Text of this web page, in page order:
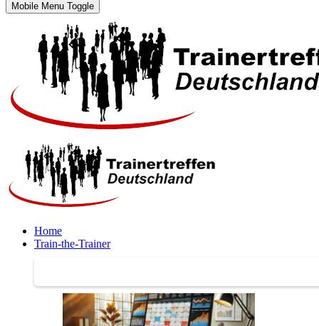
Mobile Menu Toggle
Home
Train-the-Trainer